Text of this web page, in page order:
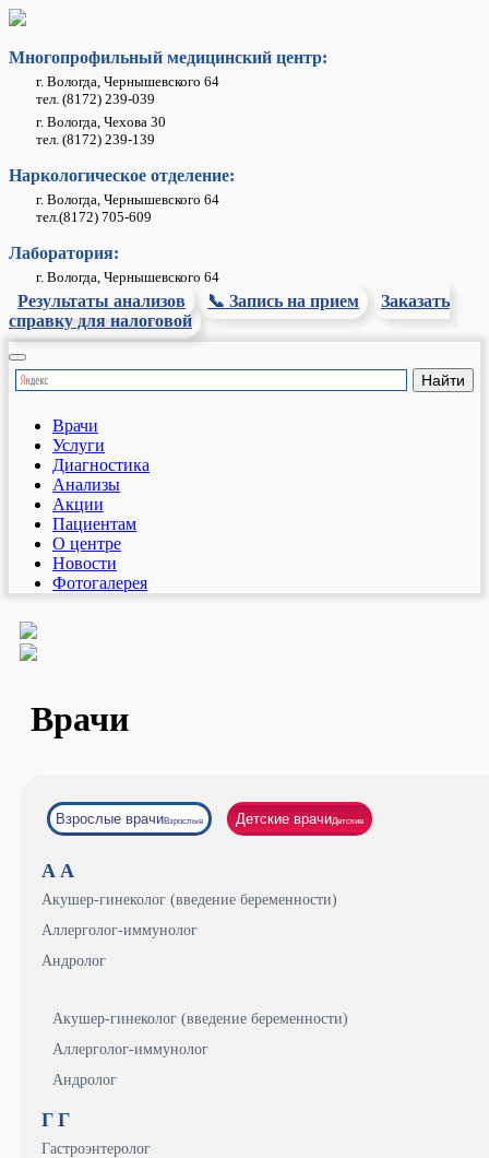
Многопрофильный медицинский центр:
г. Вологда, Чернышевского 64
тел. (8172) 239-039
г. Вологда, Чехова 30
тел. (8172) 239-139
Наркологическое отделение:
г. Вологда, Чернышевского 64
тел.(8172) 705-609
Лаборатория:
г. Вологда, Чернышевского 64
Результаты анализов 📞 Запись на прием
Заказать
справку для налоговой
Врачи
Услуги
Диагностика
Анализы
Акции
Пациентам
О центре
Новости
Фотогалерея
Врачи
Взрослые врачиВзрослые Детские врачиДетские
А А
Акушер-гинеколог (введение беременности)
Аллерголог-иммунолог
Андролог
Акушер-гинеколог (введение беременности)
Аллерголог-иммунолог
Андролог
Г Г
Гастроэнтеролог